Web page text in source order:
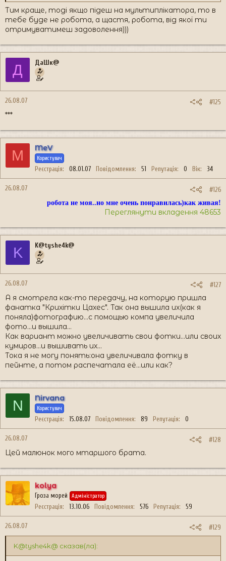
Тим краще, тоді якщо підеш на мультиплікатора, то в
тебе буде не робота, а щастя, робота, від якої ти
отримуватимеш задоволення)))
Д ДаШк@
26.08.07 #125
***
M MeV
Користувач
Реєстрація 08.01.07 Повідомлення 51 Репутація 0 Вік 34
26.08.07
#126
робота не моя..но мне очень понравилась)как живая!
Переглянути вкладення 48653
K K@tyshe4k@
26.08.07 #127
А я смотрела как-то передачу, на которую пришла
фанатка "Крихітки Цахес". Так она вышила их(как я
поняла)фотографию...с помощью компа увеличила
фото...и вышила...
Как вариант можно увеличивать свои фотки...или своих
кумиров...и вышивать их...
Тока я не могу понять:она увеличивала фотку в
пейнте, а потом распечатала её...или как?
N Nirvana
Користувач
Реєстрація 15.08.07 Повідомлення 89 Репутація 0
26.08.07 #128
Цей малюнок мого мтаршого брата.
kolya
Гроза морей Адміністратор
Реєстрація 13.10.06 Повідомлення 576 Репутація 59
26.08.07 #129
K@tyshe4k@ сказав(ла):